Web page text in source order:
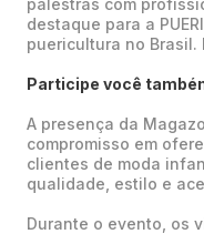
palestras com
destaque para a
puericultura no Brasil.
Participe você
A presença da
compromisso em
clientes de moda
qualidade, estilo e
Durante o evento, os